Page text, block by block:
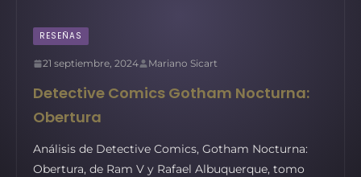
RESEÑAS
21 septiembre, 2024 Mariano Sicart
Detective Comics Gotham Nocturna:
Obertura
Análisis de Detective Comics, Gotham Nocturna:
Obertura, de Ram V y Rafael Albuquerque, tomo